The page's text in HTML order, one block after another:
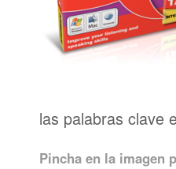
las palabras clave
Pincha en la imagen